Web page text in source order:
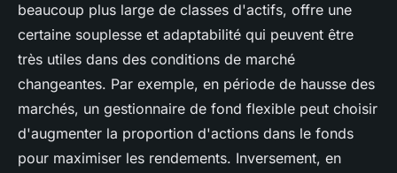
beaucoup plus large de classes d'actifs, offre une
certaine souplesse et adaptabilité qui peuvent être
très utiles dans des conditions de marché
changeantes. Par exemple, en période de hausse des
marchés, un gestionnaire de fond flexible peut choisir
d'augmenter la proportion d'actions dans le fonds
pour maximiser les rendements. Inversement, en